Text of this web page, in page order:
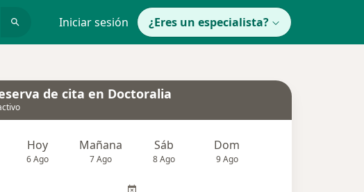
Iniciar sesión ¿Eres un especialista?
de cita en Doctoralia
Hoy
6 Ago
Mañana
7 Ago
Sáb
8 Ago
Dom
9 Ago